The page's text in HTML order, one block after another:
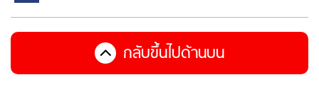
กลับขึ้นไปด้านบน